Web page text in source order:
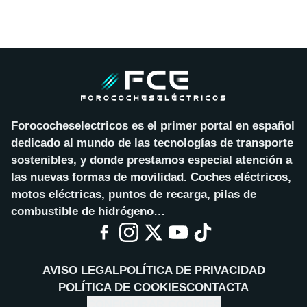
Forococheselectricos es el primer portal en español
dedicado al mundo de las tecnologías de transporte
sostenibles, y donde prestamos especial atención a
las nuevas formas de movilidad. Coches eléctricos,
motos eléctricas, puntos de recarga, pilas de
combustible de hidrógeno…
AVISO LEGALPOLÍTICA DE PRIVACIDAD
POLÍTICA DE COOKIESCONTACTA